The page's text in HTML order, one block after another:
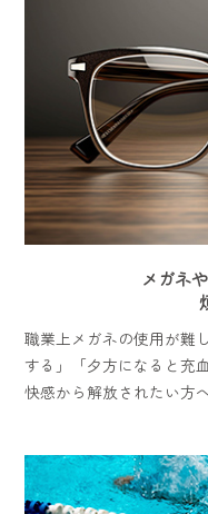
メガネ
職業上メガネの使用が難
する」「夕方になると充
快感から解放されたい方へ